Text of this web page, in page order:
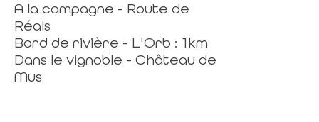
A la campagne - Route de
Réals
Bord de rivière - L'Orb : 1km
Dans le vignoble - Château de
Mus